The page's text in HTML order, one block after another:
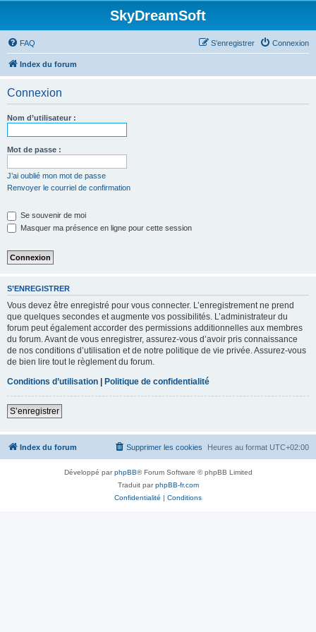
SkyDreamSoft
FAQ Connexion
S’enregistrer
Index du forum
Connexion
Nom d’utilisateur :
Mot de passe :
J’ai oublié mon mot de passe
Renvoyer le courriel de confirmation
Se souvenir de moi
Masquer ma présence en ligne pour cette session
S’ENREGISTRER
Vous devez être enregistré pour vous connecter. L’enregistrement ne prend
que quelques secondes et augmente vos possibilités. L’administrateur du
forum peut également accorder des permissions additionnelles aux membres
du forum. Avant de vous enregistrer, assurez-vous d’avoir pris connaissance
de nos conditions d’utilisation et de notre politique de vie privée. Assurez-vous
de bien lire tout le règlement du forum.
Conditions d’utilisation | Politique de confidentialité
S’enregistrer
Index du forum Heures au format UTC+02:00
Supprimer les cookies
Développé parphpBB® Forum Software © phpBB Limited
Traduit parphpBB-fr.com
Confidentialité | Conditions